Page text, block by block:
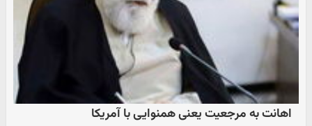
اهانت به مرجعیت یعنی همنوایی با آمریکا